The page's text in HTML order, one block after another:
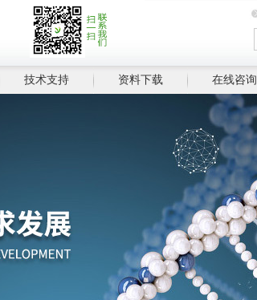
技术支持 资料下载 在线咨询